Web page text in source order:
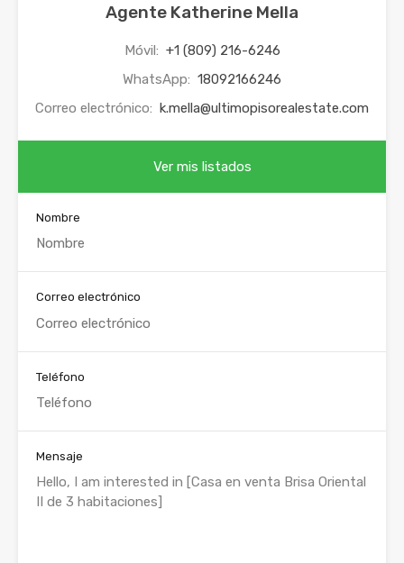
Agente Katherine Mella
Móvil: +1 (809) 216-6246
WhatsApp: 18092166246
Correo electrónico: k.mella@ultimopisorealestate.com
Ver mis listados
Nombre
Correo electrónico
Teléfono
Mensaje